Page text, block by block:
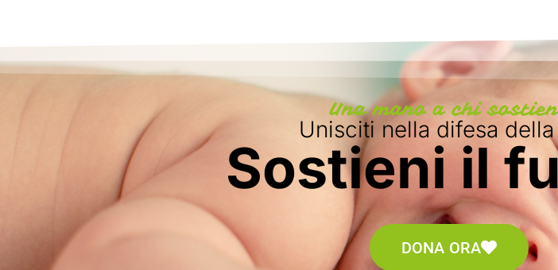
Una mano a chi
Unisciti nella difesa
Sostieni il
DONA ORA